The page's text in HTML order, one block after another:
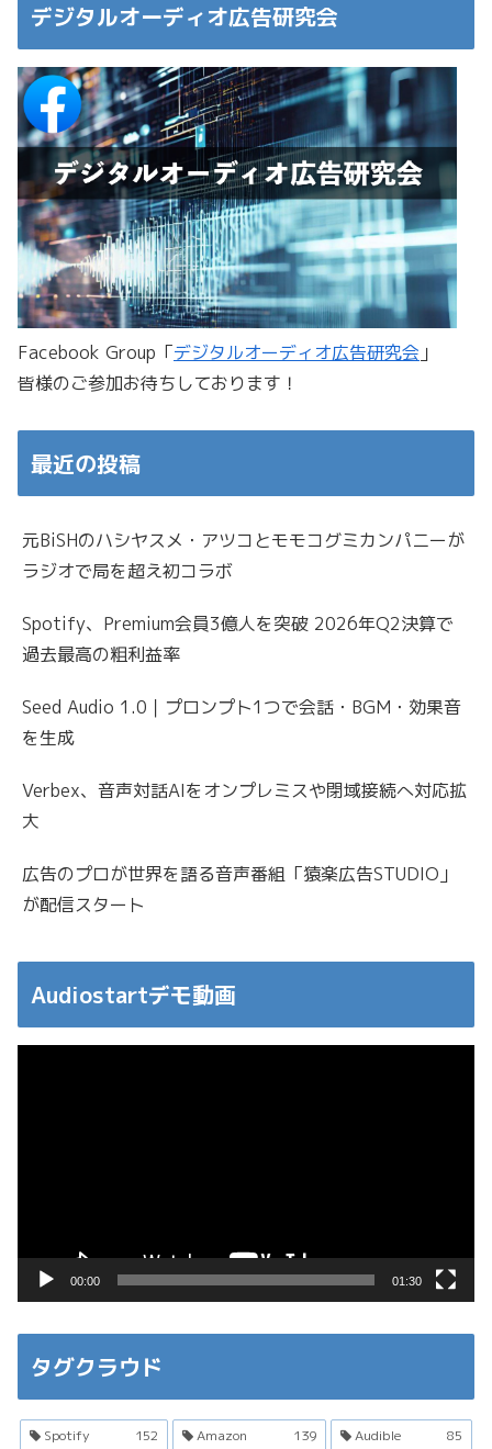
デジタルオーディオ広告研究会
Facebook Group「デジタルオーディオ広告研究会 」
皆様のご参加お待ちしております！
最近の投稿
元BiSHのハシヤスメ・アツコとモモコグミカンパニーが
ラジオで局を超え初コラボ
Spotify、Premium会員3億人を突破 2026年Q2決算で
過去最高の粗利益率
Seed Audio 1.0｜プロンプト1つで会話・BGM・効果音
を生成
Verbex、音声対話AIをオンプレミスや閉域接続へ対応拡
大
広告のプロが世界を語る音声番組「猿楽広告STUDIO」
が配信スタート
Audiostartデモ動画
00:00 01:30
タグクラウド
Spotify 152 Amazon 139 Audible
85